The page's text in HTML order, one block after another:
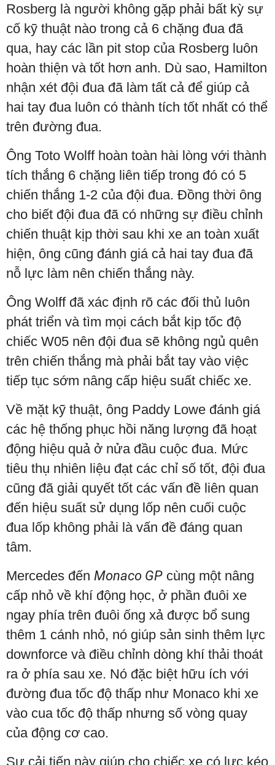
Rosberg là người không gặp phải bất kỳ sự
cố kỹ thuật nào trong cả 6 chặng đua đã
qua, hay các lần pit stop của Rosberg luôn
hoàn thiện và tốt hơn anh. Dù sao, Hamilton
nhận xét đội đua đã làm tất cả để giúp cả
hai tay đua luôn có thành tích tốt nhất có thể
trên đường đua.
Ông Toto Wolff hoàn toàn hài lòng với thành
tích thắng 6 chặng liên tiếp trong đó có 5
chiến thắng 1-2 của đội đua. Đồng thời ông
cho biết đội đua đã có những sự điều chỉnh
chiến thuật kịp thời sau khi xe an toàn xuất
hiện, ông cũng đánh giá cả hai tay đua đã
nỗ lực làm nên chiến thắng này.
Ông Wolff đã xác định rõ các đối thủ luôn
phát triển và tìm mọi cách bắt kịp tốc độ
chiếc W05 nên đội đua sẽ không ngủ quên
trên chiến thắng mà phải bắt tay vào việc
tiếp tục sớm nâng cấp hiệu suất chiếc xe.
Về mặt kỹ thuật, ông Paddy Lowe đánh giá
các hệ thống phục hồi năng lượng đã hoạt
động hiệu quả ở nửa đầu cuộc đua. Mức
tiêu thụ nhiên liệu đạt các chỉ số tốt, đội đua
cũng đã giải quyết tốt các vấn đề liên quan
đến hiệu suất sử dụng lốp nên cuối cuộc
đua lốp không phải là vấn đề đáng quan
tâm.
Mercedes đến Monaco GP cùng một nâng
cấp nhỏ về khí động học, ở phần đuôi xe
ngay phía trên đuôi ống xả được bổ sung
thêm 1 cánh nhỏ, nó giúp sản sinh thêm lực
downforce và điều chỉnh dòng khí thải thoát
ra ở phía sau xe. Nó đặc biệt hữu ích với
đường đua tốc độ thấp như Monaco khi xe
vào cua tốc độ thấp nhưng số vòng quay
của động cơ cao.
Sự cải tiến này giúp cho chiếc xe có lực kéo